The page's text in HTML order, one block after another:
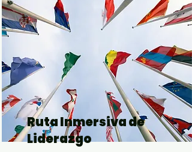
Ruta Inmersiva de
Liderazgo